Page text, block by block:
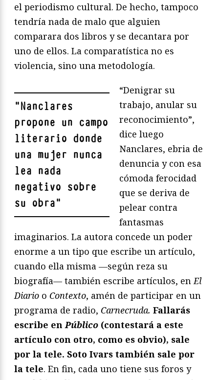
el periodismo cultural. De hecho, tampoco
tendría nada de malo que alguien
comparara dos libros y se decantara por
uno de ellos. La comparatística no es
violencia, sino una metodología.
"Nanclares
propone un campo
literario donde
una mujer nunca
lea nada
negativo sobre
su obra"
“Denigrar su
trabajo, anular su
reconocimiento”,
dice luego
Nanclares, ebria de
denuncia y con esa
cómoda ferocidad
que se deriva de
pelear contra
fantasmas
imaginarios. La autora concede un poder
enorme a un tipo que escribe un artículo,
cuando ella misma —según reza su
biografía— también escribe artículos, en El
Diario o Contexto, amén de participar en un
programa de radio, Carnecruda. Fallarás
escribe en Público (contestará a este
artículo con otro, como es obvio), sale
por la tele. Soto Ivars también sale por
la tele. En fin, cada uno tiene sus foros y